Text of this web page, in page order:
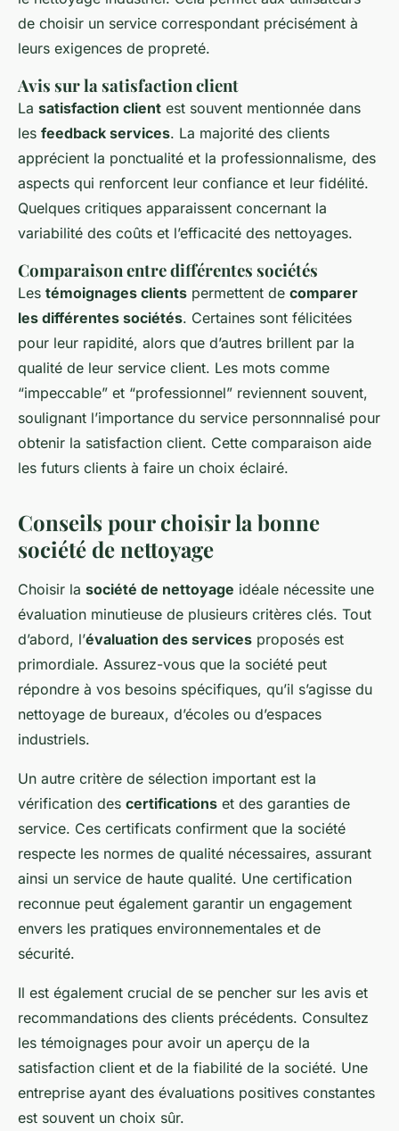
de choisir un service correspondant précisément à
leurs exigences de propreté.
Avis sur la satisfaction client
La satisfaction client est souvent mentionnée dans
les feedback services. La majorité des clients
apprécient la ponctualité et la professionnalisme, des
aspects qui renforcent leur confiance et leur fidélité.
Quelques critiques apparaissent concernant la
variabilité des coûts et l’efficacité des nettoyages.
Comparaison entre différentes sociétés
Les témoignages clients permettent de comparer
les différentes sociétés. Certaines sont félicitées
pour leur rapidité, alors que d’autres brillent par la
qualité de leur service client. Les mots comme
“impeccable” et “professionnel” reviennent souvent,
soulignant l’importance du service personnnalisé pour
obtenir la satisfaction client. Cette comparaison aide
les futurs clients à faire un choix éclairé.
Conseils pour choisir la bonne
société de nettoyage
Choisir la société de nettoyage idéale nécessite une
évaluation minutieuse de plusieurs critères clés. Tout
d’abord, l’évaluation des services proposés est
primordiale. Assurez-vous que la société peut
répondre à vos besoins spécifiques, qu’il s’agisse du
nettoyage de bureaux, d’écoles ou d’espaces
industriels.
Un autre critère de sélection important est la
vérification des certifications et des garanties de
service. Ces certificats confirment que la société
respecte les normes de qualité nécessaires, assurant
ainsi un service de haute qualité. Une certification
reconnue peut également garantir un engagement
envers les pratiques environnementales et de
sécurité.
Il est également crucial de se pencher sur les avis et
recommandations des clients précédents. Consultez
les témoignages pour avoir un aperçu de la
satisfaction client et de la fiabilité de la société. Une
entreprise ayant des évaluations positives constantes
est souvent un choix sûr.